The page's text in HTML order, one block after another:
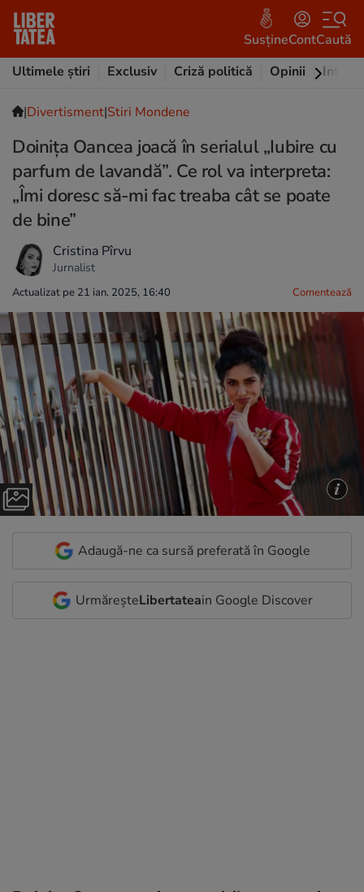
SusțineContCaută
Ultimele știri
Exclusiv Criză politică Opinii
|Divertisment|Stiri Mondene
Doinița Oancea joacă în serialul „Iubire cu
parfum de lavandă”. Ce rol va interpreta:
„Îmi doresc să-mi fac treaba cât se poate
de bine”
Cristina Pîrvu
Jurnalist
Actualizat pe 21 ian. 2025, 16:40 Comentează
Adaugă-ne ca sursă preferată în Google
UrmăreșteLibertateain Google Discover